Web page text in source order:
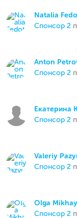
Natalia
спонсор 2
Anton
спонсор 2
Екатерина
спонсор 2
Valeriy
спонсор 2
Olga
спонсор 2